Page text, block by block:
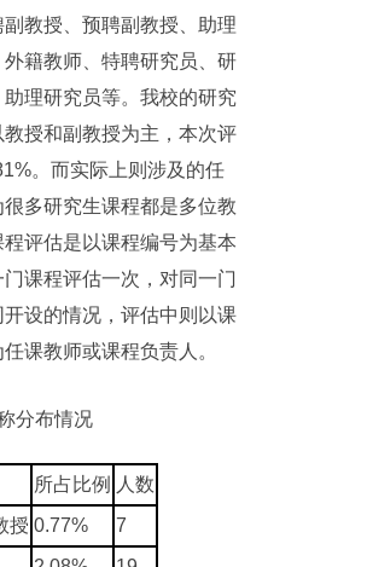
教授、预聘副教授、助理
籍教师、特聘研究员、研
理研究员等。我校的研究
授和副教授为主，本次评
。而实际上则涉及的任
多研究生课程都是多位教
评估是以课程编号为基本
课程评估一次，对同一门
设的情况，评估中则以课
课教师或课程负责人。
分布情况
所占比例
人数
授 0.77%
7